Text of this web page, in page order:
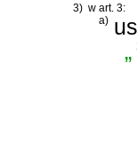
3) w art. 3:
a)
„